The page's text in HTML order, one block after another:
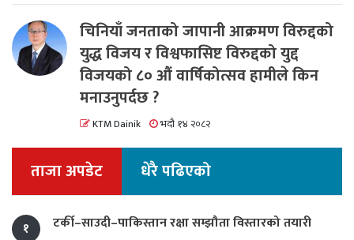
चिनियाँ जनताको जापानी आक्रमण विरुद्दको
युद्ध विजय र विश्वफासिष्ट विरुद्दको युद्द
विजयको ८० औं वार्षिकोत्सव हामीले किन
मनाउनुपर्दछ ?
KTM Dainik भदौ १४ २०८२
ताजा अपडेट धेरै पढिएको
१ टर्की–साउदी–पाकिस्तान रक्षा सम्झौता विस्तारको तयारी